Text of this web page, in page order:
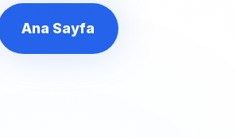
Ana Sayfa